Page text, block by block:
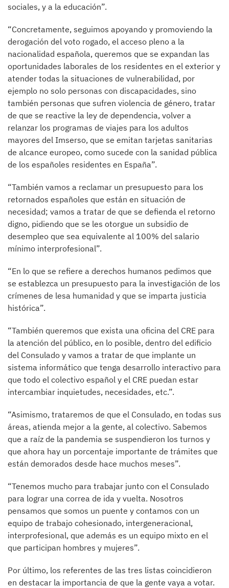
sociales, y a la educación”.
“Concretamente, seguimos apoyando y promoviendo la
derogación del voto rogado, el acceso pleno a la
nacionalidad española, queremos que se expandan las
oportunidades laborales de los residentes en el exterior y
atender todas la situaciones de vulnerabilidad, por
ejemplo no solo personas con discapacidades, sino
también personas que sufren violencia de género, tratar
de que se reactive la ley de dependencia, volver a
relanzar los programas de viajes para los adultos
mayores del Imserso, que se emitan tarjetas sanitarias
de alcance europeo, como sucede con la sanidad pública
de los españoles residentes en España”.
“También vamos a reclamar un presupuesto para los
retornados españoles que están en situación de
necesidad; vamos a tratar de que se defienda el retorno
digno, pidiendo que se les otorgue un subsidio de
desempleo que sea equivalente al 100% del salario
mínimo interprofesional”.
“En lo que se refiere a derechos humanos pedimos que
se establezca un presupuesto para la investigación de los
crímenes de lesa humanidad y que se imparta justicia
histórica”.
“También queremos que exista una oficina del CRE para
la atención del público, en lo posible, dentro del edificio
del Consulado y vamos a tratar de que implante un
sistema informático que tenga desarrollo interactivo para
que todo el colectivo español y el CRE puedan estar
intercambiar inquietudes, necesidades, etc.”.
“Asimismo, trataremos de que el Consulado, en todas sus
áreas, atienda mejor a la gente, al colectivo. Sabemos
que a raíz de la pandemia se suspendieron los turnos y
que ahora hay un porcentaje importante de trámites que
están demorados desde hace muchos meses”.
“Tenemos mucho para trabajar junto con el Consulado
para lograr una correa de ida y vuelta. Nosotros
pensamos que somos un puente y contamos con un
equipo de trabajo cohesionado, intergeneracional,
interprofesional, que además es un equipo mixto en el
que participan hombres y mujeres”.
Por último, los referentes de las tres listas coincidieron
en destacar la importancia de que la gente vaya a votar.